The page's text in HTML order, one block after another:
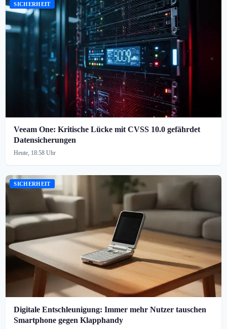
SICHERHEIT
Veeam One: Kritische Lücke mit CVSS 10.0 gefährdet
Datensicherungen
Heute, 18:58 Uhr
SICHERHEIT
Digitale Entschleunigung: Immer mehr Nutzer tauschen
Smartphone gegen Klapphandy